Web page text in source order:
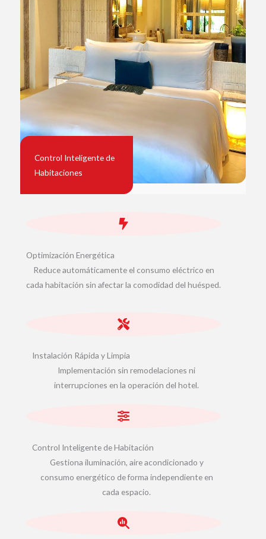
Control Inteligente de
Habitaciones
Optimización Energética
Reduce automáticamente el consumo eléctrico en
cada habitación sin afectar la comodidad del huésped.
Instalación Rápida y Limpia
Implementación sin remodelaciones ni
interrupciones en la operación del hotel.
Control Inteligente de Habitación
Gestiona iluminación, aire acondicionado y
consumo energético de forma independiente en
cada espacio.